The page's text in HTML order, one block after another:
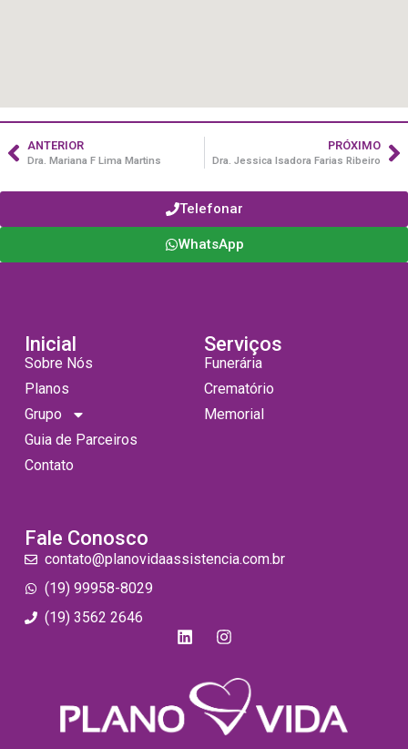
ANTERIOR
Dra. Mariana F Lima Martins
PRÓXIMO
Dra. Jessica Isadora Farias Ribeiro
Telefonar
WhatsApp
Inicial
Sobre Nós
Planos
Grupo
Guia de Parceiros
Contato
Serviços
Funerária
Crematório
Memorial
Fale Conosco
contato@planovidaassistencia.com.br
(19) 99958-8029
(19) 3562 2646